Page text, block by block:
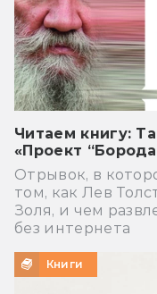
Читаем книгу:
«Проект
Отрывок, в
том, как Лев
Золя, и чем
без интернета
Книги